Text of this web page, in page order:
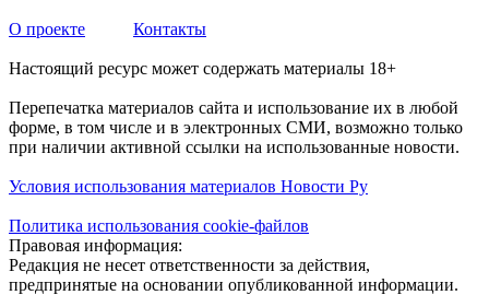
О проекте Контакты
Настоящий ресурс может содержать материалы 18+
Перепечатка материалов сайта и использование их в любой
форме, в том числе и в электронных СМИ, возможно только
при наличии активной ссылки на использованные новости.
Условия использования материалов Новости Ру
Политика использования cookie-файлов
Правовая информация:
Редакция не несет ответственности за действия,
предпринятые на основании опубликованной информации.